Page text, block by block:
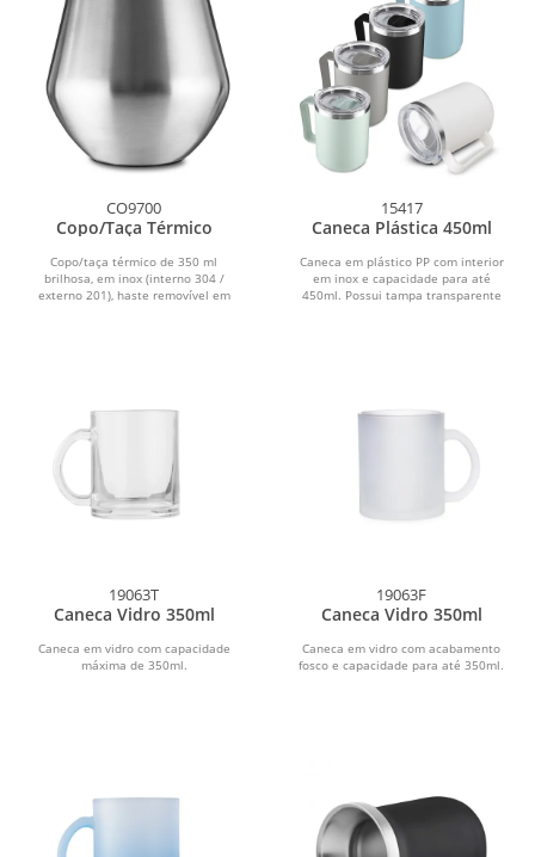
CO9700
Copo/Taça Térmico
Copo/taça térmico de 350 ml
brilhosa, em inox (interno 304 /
externo 201), haste removível em
15417
Caneca Plástica 450ml
Caneca em plástico PP com interior
em inox e capacidade para até
450ml. Possui tampa transparente
19063T
Caneca Vidro 350ml
Caneca em vidro com capacidade
máxima de 350ml.
19063F
Caneca Vidro 350ml
Caneca em vidro com acabamento
fosco e capacidade para até 350ml.